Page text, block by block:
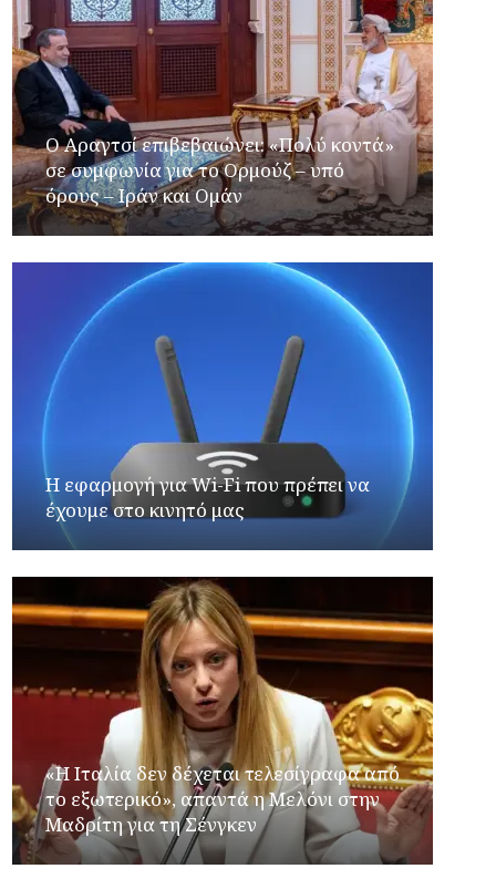
Ο Αραγτσί επιβεβαιώνει: «Πολύ κοντά»
σε συμφωνία για το Ορμούζ – υπό
όρους – Ιράν και Ομάν
Η εφαρμογή για Wi-Fi που πρέπει να
έχουμε στο κινητό μας
«Η Ιταλία δεν δέχεται τελεσίγραφα από
το εξωτερικό», απαντά η Μελόνι στην
Μαδρίτη για τη Σένγκεν